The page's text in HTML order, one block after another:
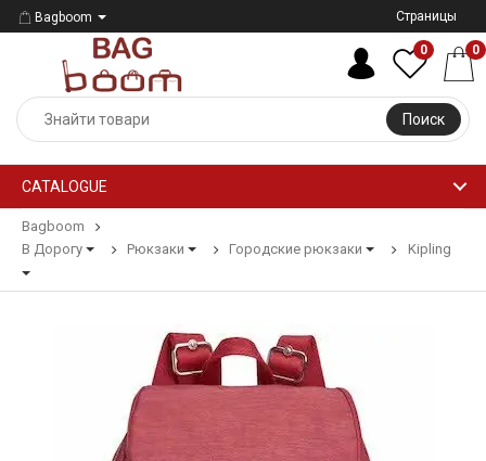
Bagboom Страницы
Поиск
0 0
CATALOGUE
Bagboom
В Дорогу
Рюкзаки Городские рюкзаки Kipling